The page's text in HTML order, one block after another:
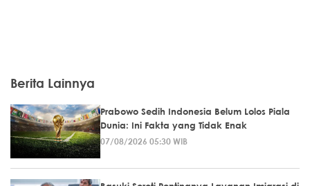
Berita Lainnya
Prabowo Sedih Indonesia Belum Lolos Piala
Dunia: Ini Fakta yang Tidak Enak
07/08/2026 05:30 WIB